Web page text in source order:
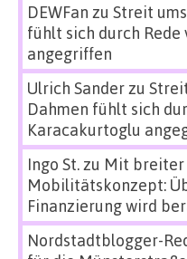
DEWFan zu Streit
fühlt sich durch
angegriffen
Ulrich Sanderzu
Dahmen fühlt sich
Karacakurtoglu
Ingo St.zu Mit
Mobilitätskonzept:
Finanzierung wird
Nordstadtblogger-